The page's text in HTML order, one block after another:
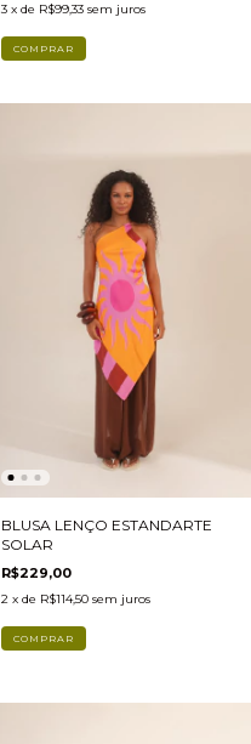
3 x de R$99,33 sem juros
COMPRAR
BLUSA LENÇO ESTANDARTE
SOLAR
R$229,00
2 x de R$114,50 sem juros